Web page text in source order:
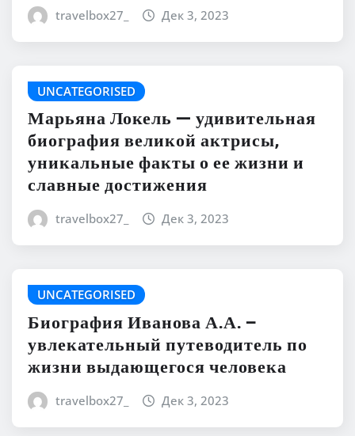
travelbox27_ Дек 3, 2023
UNCATEGORISED
Марьяна Локель — удивительная
биография великой актрисы,
уникальные факты о ее жизни и
славные достижения
travelbox27_ Дек 3, 2023
UNCATEGORISED
Биография Иванова А.А. –
увлекательный путеводитель по
жизни выдающегося человека
travelbox27_ Дек 3, 2023